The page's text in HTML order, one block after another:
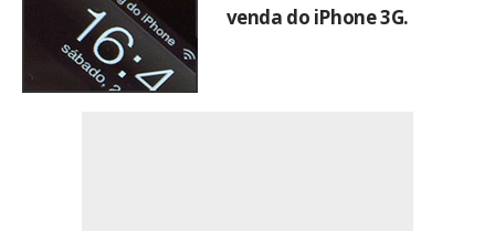
venda do iPhone 3G.